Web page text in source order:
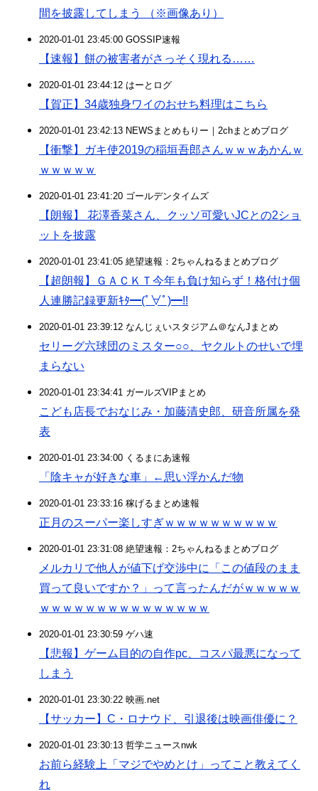
間を披露してしまう （※画像あり）
2020-01-01 23:45:00 GOSSIP速報
【速報】餅の被害者がさっそく現れる……
2020-01-01 23:44:12 はーとログ
【賀正】34歳独身ワイのおせち料理はこちら
2020-01-01 23:42:13 NEWSまとめもりー｜2chまとめブログ
【衝撃】ガキ使2019の稲垣吾郎さんｗｗｗあかんｗ
ｗｗｗｗｗ
2020-01-01 23:41:20 ゴールデンタイムズ
【朗報】 花澤香菜さん、クッソ可愛いJCとの2ショ
ットを披露
2020-01-01 23:41:05 絶望速報：2ちゃんねるまとめブログ
【超朗報】ＧＡＣＫＴ今年も負け知らず！格付け個
人連勝記録更新ｷﾀ━(ﾟ∀ﾟ)━!!
2020-01-01 23:39:12 なんじぇいスタジアム＠なんJまとめ
セリーグ六球団のミスター○○、ヤクルトのせいで埋
まらない
2020-01-01 23:34:41 ガールズVIPまとめ
こども店長でおなじみ・加藤清史郎、研音所属を発
表
2020-01-01 23:34:00 くるまにあ速報
「陰キャが好きな車」←思い浮かんだ物
2020-01-01 23:33:16 稼げるまとめ速報
正月のスーパー楽しすぎｗｗｗｗｗｗｗｗｗｗ
2020-01-01 23:31:08 絶望速報：2ちゃんねるまとめブログ
メルカリで他人が値下げ交渉中に「この値段のまま
買って良いですか？」って言ったんだがｗｗｗｗｗ
ｗｗｗｗｗｗｗｗｗｗｗｗｗｗｗ
2020-01-01 23:30:59 ゲハ速
【悲報】ゲーム目的の自作pc、コスパ最悪になって
しまう
2020-01-01 23:30:22 映画.net
【サッカー】C・ロナウド、引退後は映画俳優に？
2020-01-01 23:30:13 哲学ニュースnwk
お前ら経験上「マジでやめとけ」ってこと教えてく
れ